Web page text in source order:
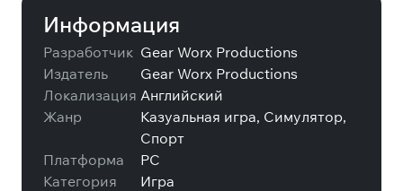
Информация
Разработчик Gear Worx Productions
Издатель
Gear Worx Productions
Локализация Английский
Жанр
Казуальная игра, Симулятор,
Спорт
Платформа
PC
Категория
Игра